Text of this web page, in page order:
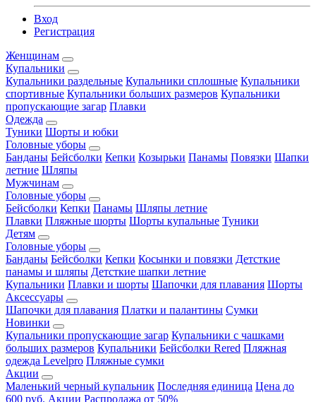
Вход
Регистрация
Женщинам
Купальники
Купальники раздельные Купальники сплошные Купальники
спортивные Купальники больших размеров Купальники
пропускающие загар Плавки
Одежда
Туники Шорты и юбки
Головные уборы
Банданы Бейсболки Кепки Козырьки Панамы Повязки Шапки
летние Шляпы
Мужчинам
Головные уборы
Бейсболки Кепки Панамы Шляпы летние
Плавки Пляжные шорты Шорты купальные Туники
Детям
Головные уборы
Банданы Бейсболки Кепки Косынки и повязки Детсткие
панамы и шляпы Детсткие шапки летние
Купальники Плавки и шорты Шапочки для плавания Шорты
Аксессуары
Шапочки для плавания Платки и палантины Сумки
Новинки
Купальники пропускающие загар Купальники с чашками
больших размеров Купальники Бейсболки Rered Пляжная
одежда Levelpro Пляжные сумки
Акции
Маленький черный купальник Последняя единица Цена до
600 руб. Акции Распродажа от 50%